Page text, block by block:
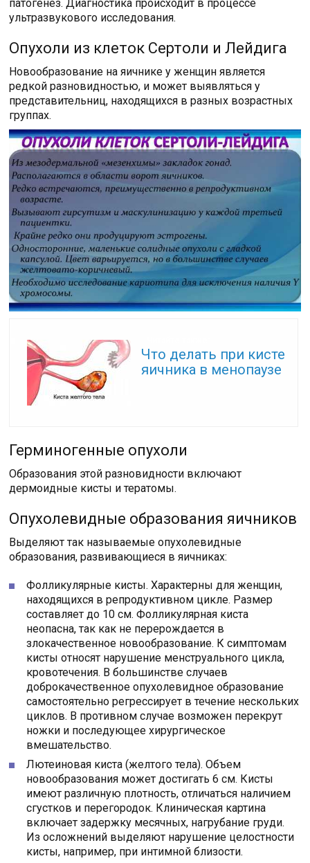
патогенез. Диагностика происходит в процессе
ультразвукового исследования.
Опухоли из клеток Сертоли и Лейдига
Новообразование на яичнике у женщин является
редкой разновидностью, и может выявляться у
представительниц, находящихся в разных возрастных
группах.
Что делать при кисте
яичника в менопаузе
Герминогенные опухоли
Образования этой разновидности включают
дермоидные кисты и тератомы.
Опухолевидные образования яичников
Выделяют так называемые опухолевидные
образования, развивающиеся в яичниках:
Фолликулярные кисты. Характерны для женщин,
находящихся в репродуктивном цикле. Размер
составляет до 10 см. Фолликулярная киста
неопасна, так как не перерождается в
злокачественное новообразование. К симптомам
кисты относят нарушение менструального цикла,
кровотечения. В большинстве случаев
доброкачественное опухолевидное образование
самостоятельно регрессирует в течение нескольких
циклов. В противном случае возможен перекрут
ножки и последующее хирургическое
вмешательство.
Лютеиновая киста (желтого тела). Объем
новообразования может достигать 6 см. Кисты
имеют различную плотность, отличаться наличием
сгустков и перегородок. Клиническая картина
включает задержку месячных, нагрубание груди.
Из осложнений выделяют нарушение целостности
кисты, например, при интимной близости.